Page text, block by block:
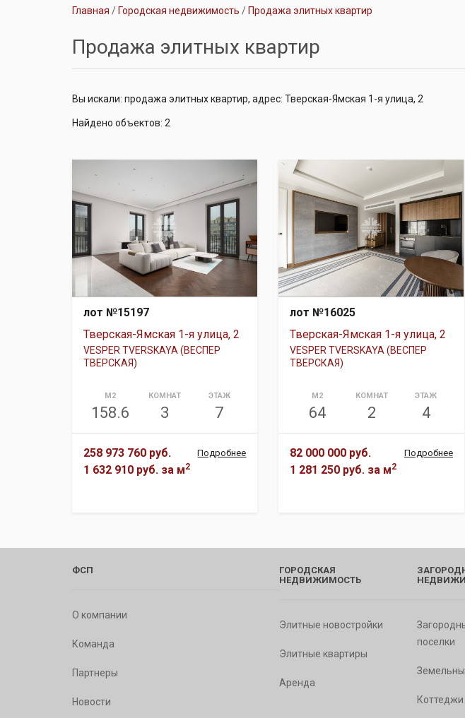
Главная Городская недвижимость Продажа элитных квартир
Продажа элитных квартир
Вы искали: продажа элитных квартир, адрес: Тверская-Ямская 1-я улица, 2
Найдено объектов: 2
лот №15197
Тверская-Ямская 1-я улица, 2
VESPER TVERSKAYA (ВЕСПЕР
ТВЕРСКАЯ)
М2
158.6
КОМНАТ
3
ЭТАЖ
7
258 973 760 руб.
1 632 910 руб. за м2
Подробнее
лот №16025
Тверская-Ямская 1-я улица, 2
VESPER TVERSKAYA (ВЕСПЕР
ТВЕРСКАЯ)
М2
64
КОМНАТ
2
ЭТАЖ
4
82 000 000 руб.
1 281 250 руб. за м2
Подробнее
ФСП
О компании
Команда
Партнеры
Новости
ГОРОДСКАЯ
НЕДВИЖИМОСТЬ
Элитные новостройки
Элитные квартиры
Аренда
поселки